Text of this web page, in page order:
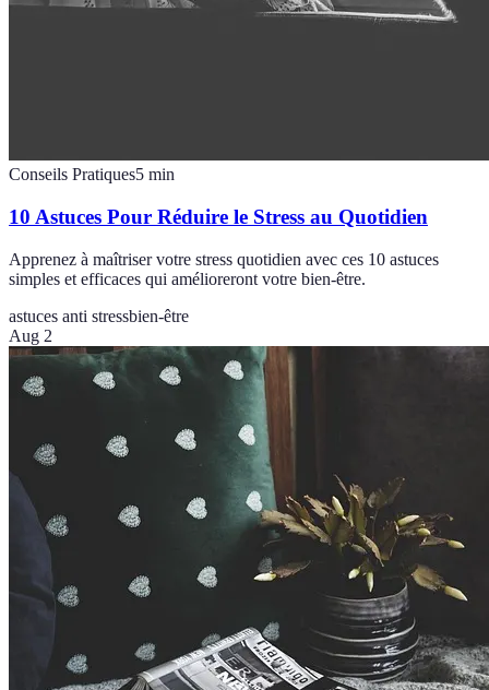
Conseils Pratiques5 min
10 Astuces Pour Réduire le Stress au Quotidien
Apprenez à maîtriser votre stress quotidien avec ces 10 astuces
simples et efficaces qui amélioreront votre bien-être.
astuces anti stressbien-être
Aug 2